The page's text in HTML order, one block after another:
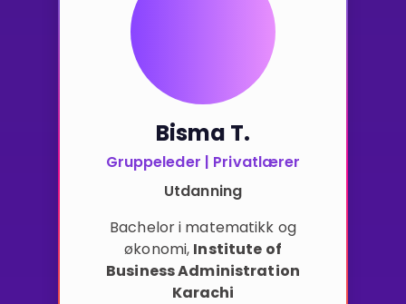
Bisma T.
Gruppeleder | Privatlærer
Utdanning
Bachelor i matematikk og
økonomi, Institute of
Business Administration
Karachi